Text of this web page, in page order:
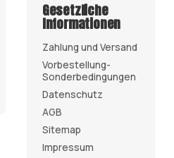
Gesetzliche
Informationen
Zahlung und Versand
Vorbestellung-
Sonderbedingungen
Datenschutz
AGB
Sitemap
Impressum